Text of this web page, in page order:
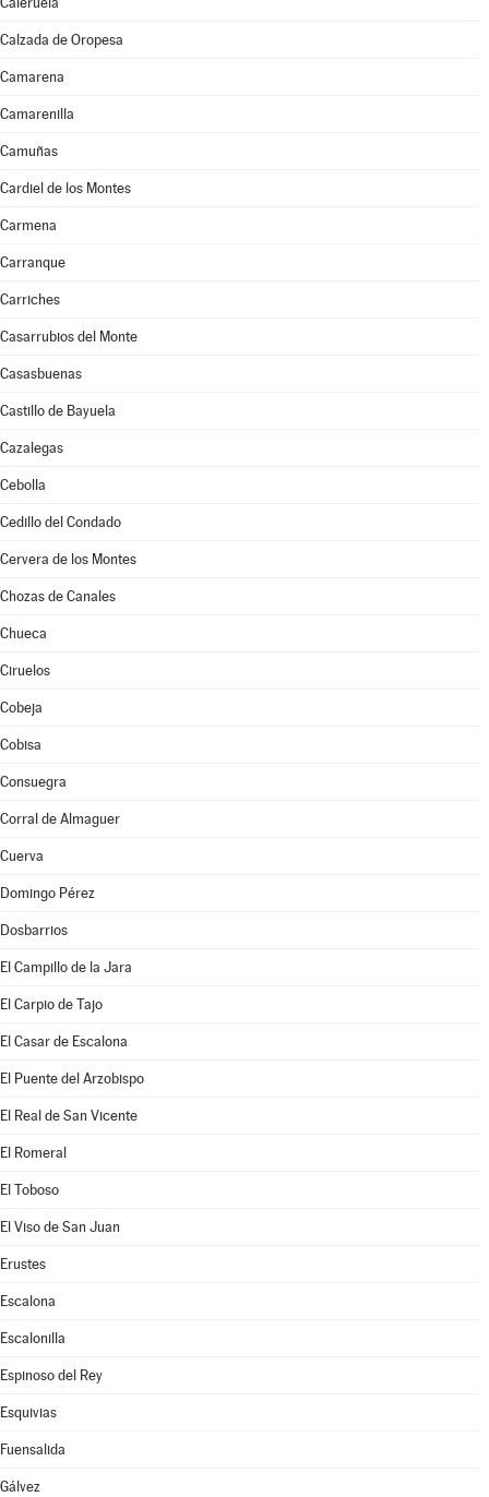
Calzada de Oropesa
Camarena
Camarenilla
Camuñas
Cardiel de los Montes
Carmena
Carranque
Carriches
Casarrubios del Monte
Casasbuenas
Castillo de Bayuela
Cazalegas
Cebolla
Cedillo del Condado
Cervera de los Montes
Chozas de Canales
Chueca
Ciruelos
Cobeja
Cobisa
Consuegra
Corral de Almaguer
Cuerva
Domingo Pérez
Dosbarrios
El Campillo de la Jara
El Carpio de Tajo
El Casar de Escalona
El Puente del Arzobispo
El Real de San Vicente
El Romeral
El Toboso
El Viso de San Juan
Erustes
Escalona
Escalonilla
Espinoso del Rey
Esquivias
Fuensalida
Gálvez